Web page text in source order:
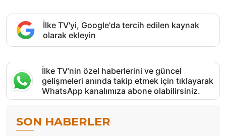
İlke TV'yi, Google'da tercih edilen kaynak
olarak ekleyin
İlke TV’nin özel haberlerini ve güncel
gelişmeleri anında takip etmek için tıklayarak
WhatsApp kanalımıza abone olabilirsiniz.
SON HABERLER